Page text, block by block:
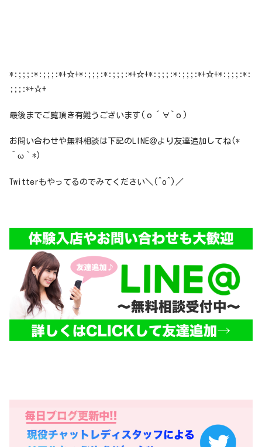
*:;;;:*:;;;:*+☆+*:;;;:*:;;;:*+☆+*:;;;:*:;;;:*+☆+*:;;;:*:
;;;:*+☆+
最後までご覧頂き有難うございます(о´∀`о)
お問い合わせや無料相談は下記のLINE＠より友達追加してね(*
´ω｀*)
Twitterもやってるのでみてください＼(^o^)／